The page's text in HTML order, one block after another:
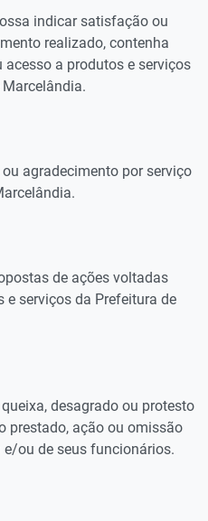
indicar satisfação ou
realizado, contenha
a produtos e serviços
agradecimento por serviço
de ações voltadas
serviços da Prefeitura de
desagrado ou protesto
prestado, ação ou omissão
ou de seus funcionários.